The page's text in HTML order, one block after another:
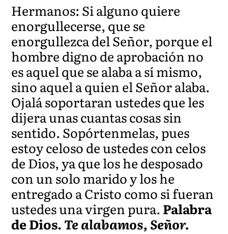
Hermanos: Si alguno quiere
enorgullecerse, que se
enorgullezca del Señor, porque el
hombre digno de aprobación no
es aquel que se alaba a sí mismo,
sino aquel a quien el Señor alaba.
Ojalá soportaran ustedes que les
dijera unas cuantas cosas sin
sentido. Sopórtenmelas, pues
estoy celoso de ustedes con celos
de Dios, ya que los he desposado
con un solo marido y los he
entregado a Cristo como si fueran
ustedes una virgen pura. Palabra
de Dios.Te alabamos, Señor.